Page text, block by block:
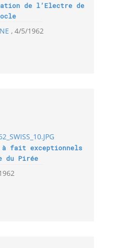
de l’Electre de
4/5/1962
à fait exceptionnels
du Pirée